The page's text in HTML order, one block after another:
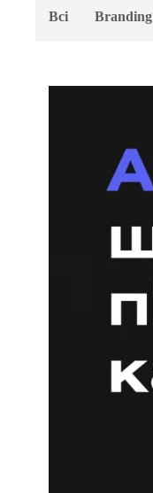
Всі Branding